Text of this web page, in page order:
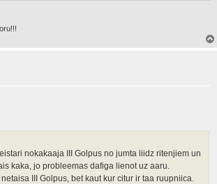
nokakaaja III Golpus no jumta liidz ritenjiem un
kaka, jo probleemas dafiga lienot uz aaru.
III Golpus, bet kaut kur citur ir taa ruupniica.